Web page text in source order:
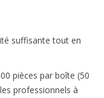
suffisante tout en
pièces par boîte (50
professionnels à